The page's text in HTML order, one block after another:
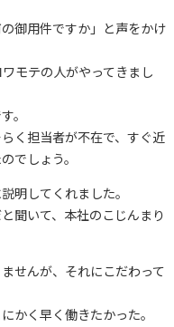
御用件ですか」と声をかけ
モテの人がやってきまし
。
く担当者が不在で、すぐ近
でしょう。
明してくれました。
聞いて、本社のこじんまり
せんが、それにこだわって
かく早く働きたかった。